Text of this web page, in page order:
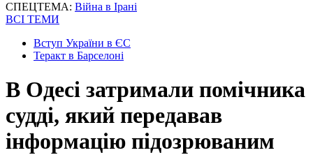
СПЕЦТЕМА: Війна в Ірані
ВСІ ТЕМИ
Вступ України в ЄС
Теракт в Барселоні
В Одесі затримали помічника
судді, який передавав
інформацію підозрюваним